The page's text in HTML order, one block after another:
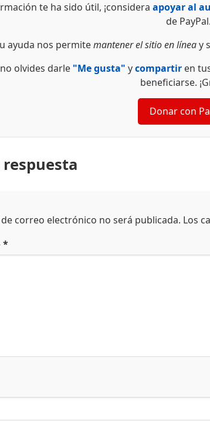
te ha sido útil, ¡consideraapoyar al
de PayPal.
ayuda nos permitemantener el sitio en líneay
olvides darle "Me gusta" ycompartiren
beneficiarse.
Donar con
correo electrónico no será publicada. Los
*